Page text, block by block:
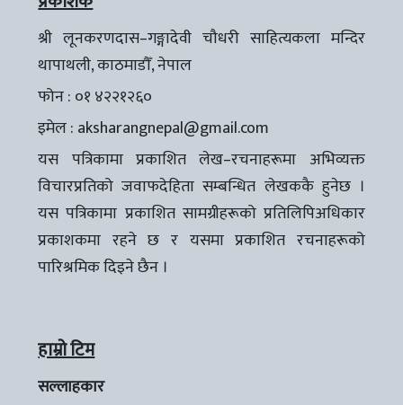
श्री लूनकरणदास–गङ्गादेवी चौधरी साहित्यकला मन्दिर
थापाथली, काठमाडौँ, नेपाल
फोन : ०१ ४२२१२६०
इमेल : aksharangnepal@gmail.com
यस पत्रिकामा प्रकाशित लेख–रचनाहरूमा अभिव्यक्त
विचारप्रतिको जवाफदेहिता सम्बन्धित लेखककै हुनेछ ।
यस पत्रिकामा प्रकाशित सामग्रीहरूको प्रतिलिपिअधिकार
प्रकाशकमा रहने छ र यसमा प्रकाशित रचनाहरूको
पारिश्रमिक दिइने छैन ।
हाम्रो टिम
सल्लाहकार